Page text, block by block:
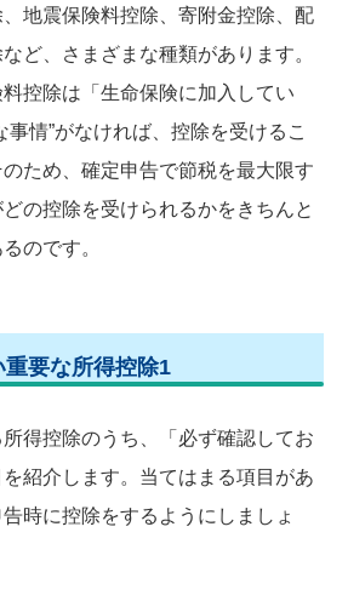
地震保険料控除、寄附金控除、配
ど、さまざまな種類があります。
控除は「生命保険に加入してい
事情”がなければ、控除を受けるこ
ため、確定申告で節税を最大限す
の控除を受けられるかをきちんと
のです。
要な所得控除1
得控除のうち、「必ず確認してお
紹介します。当てはまる項目があ
時に控除をするようにしましょ